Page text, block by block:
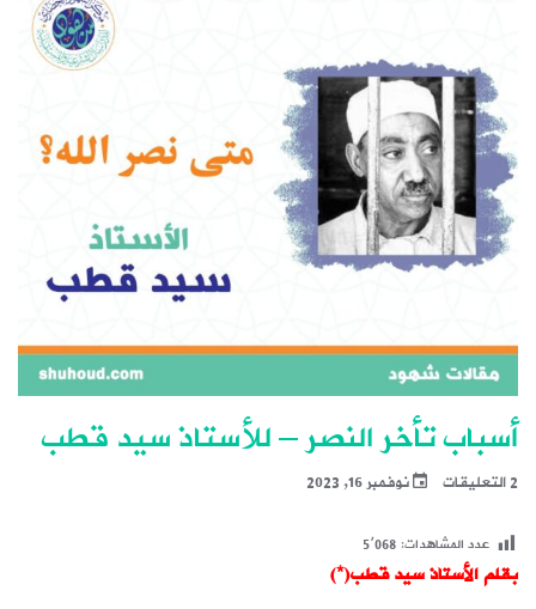
أسباب تأخر النصر – للأستاذ سيد قطب
2 التعليقات نوفمبر 16, 2023
عدد المشاهدات:5٬068
بقلم الأستاذ سيد قطب(*)